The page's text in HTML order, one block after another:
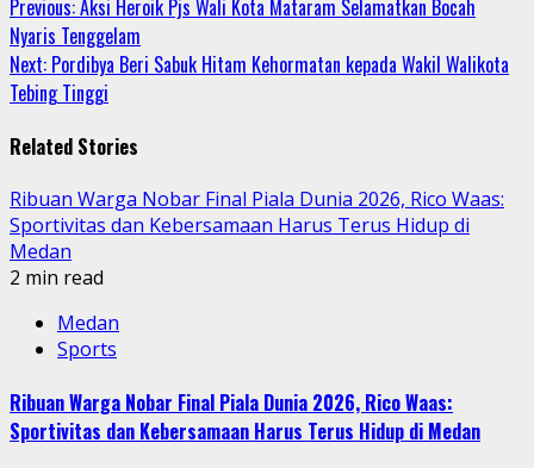
Continue
Reading
Previous:Aksi Heroik Pjs Wali Kota Mataram Selamatkan Bocah
Nyaris Tenggelam
Next: Pordibya Beri Sabuk Hitam Kehormatan kepada Wakil Walikota
Tebing Tinggi
Related Stories
Ribuan Warga Nobar Final Piala Dunia 2026, Rico Waas:
Sportivitas dan Kebersamaan Harus Terus Hidup di
Medan
2 min read
Medan
Sports
Ribuan Warga Nobar Final Piala Dunia 2026, Rico Waas:
Sportivitas dan Kebersamaan Harus Terus Hidup di Medan